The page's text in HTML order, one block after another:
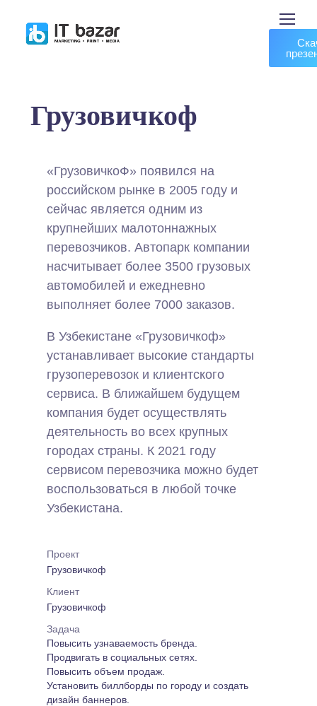
Грузовичкоф
«ГрузовичкоФ» появился на
российском рынке в 2005 году и
сейчас является одним из
крупнейших малотоннажных
перевозчиков. Автопарк компании
насчитывает более 3500 грузовых
автомобилей и ежедневно
выполняет более 7000 заказов.
В Узбекистане «Грузовичкоф»
устанавливает высокие стандарты
грузоперевозок и клиентского
сервиса. В ближайшем будущем
компания будет осуществлять
деятельность во всех крупных
городах страны. К 2021 году
сервисом перевозчика можно будет
воспользоваться в любой точке
Узбекистана.
Проект
Грузовичкоф
Клиент
Грузовичкоф
Задача
Повысить узнаваемость бренда.
Продвигать в социальных сетях.
Повысить объем продаж.
Установить биллборды по городу и создать
дизайн баннеров.